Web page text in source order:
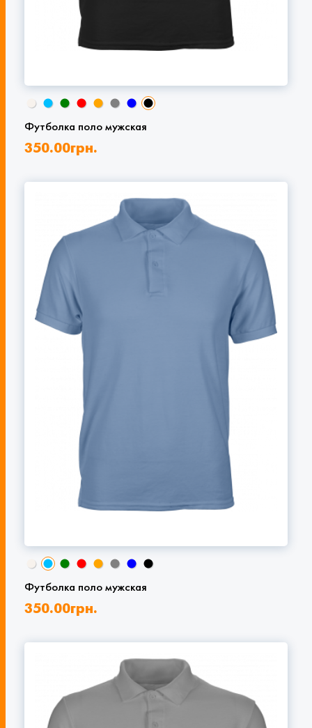
Футболка поло мужская
350.00грн.
Футболка поло мужская
350.00грн.